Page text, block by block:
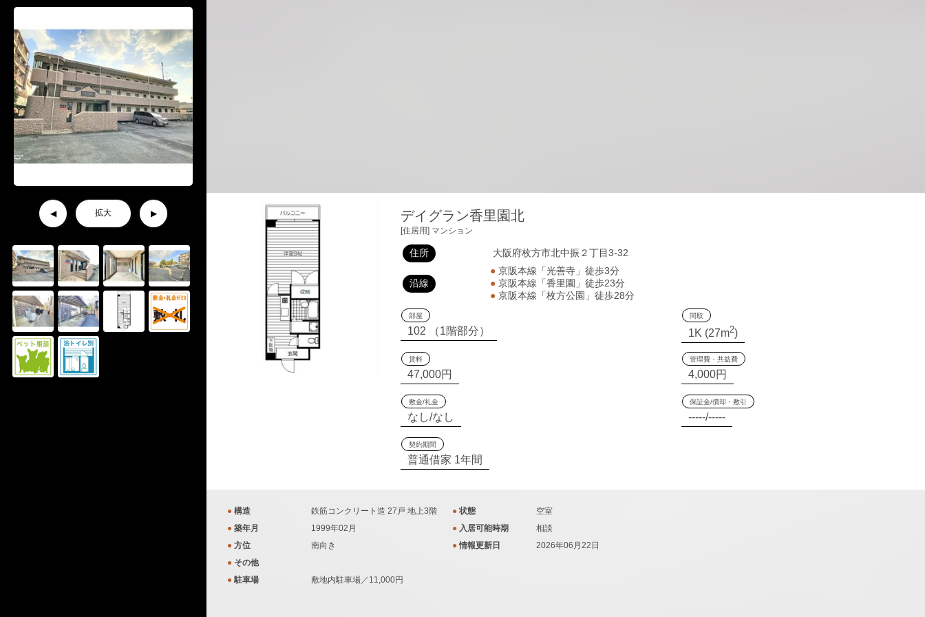
◀ 拡大 ▶ デイグラン香里園北
[住居用] マンション
住所 大阪府枚方市北中振２丁目3-32
沿線
● 京阪本線「光善寺」徒歩3分
● 京阪本線「香里園」徒歩23分
● 京阪本線「枚方公園」徒歩28分
部屋 間取
102 （1階部分） 1K (27m2)
賃料 管理費・共益費
47,000円 4,000円
敷金/礼金 保証金/償却・敷引
なし/なし -----/-----
契約期間
普通借家 1年間
● 構造 鉄筋コンクリート造 27戸 地上3階 ●状態
空室
● 築年月 1999年02月 ● 入居可能時期
相談
● 方位 南向き ●情報更新日
2026年06月22日
● その他
●駐車場 敷地内駐車場／11,000円